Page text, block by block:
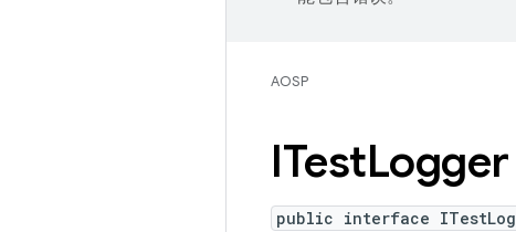
AOSP
ITestLogger
public interface